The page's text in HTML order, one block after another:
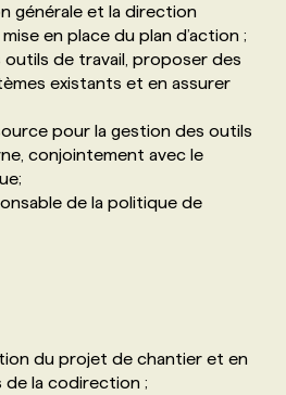
générale et la direction
en place du plan d’action ;
outils de travail, proposer des
existants et en assurer
pour la gestion des outils
conjointement avec le
de la politique de
du projet de chantier et en
de la codirection ;